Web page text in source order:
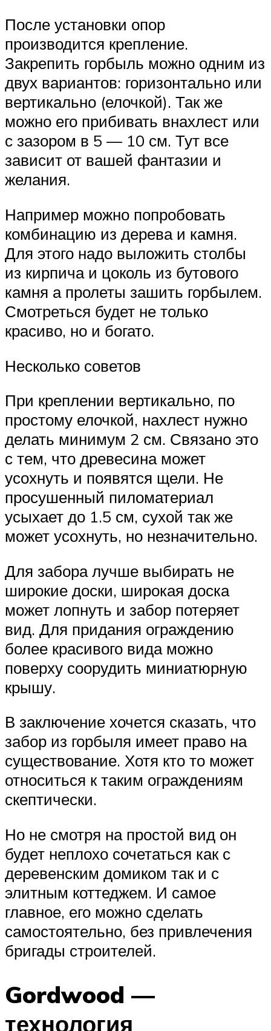
После установки опор
производится крепление.
Закрепить горбыль можно одним из
двух вариантов: горизонтально или
вертикально (елочкой). Так же
можно его прибивать внахлест или
с зазором в 5 — 10 см. Тут все
зависит от вашей фантазии и
желания.
Например можно попробовать
комбинацию из дерева и камня.
Для этого надо выложить столбы
из кирпича и цоколь из бутового
камня а пролеты зашить горбылем.
Смотреться будет не только
красиво, но и богато.
Несколько советов
При креплении вертикально, по
простому елочкой, нахлест нужно
делать минимум 2 см. Связано это
с тем, что древесина может
усохнуть и появятся щели. Не
просушенный пиломатериал
усыхает до 1.5 см, сухой так же
может усохнуть, но незначительно.
Для забора лучше выбирать не
широкие доски, широкая доска
может лопнуть и забор потеряет
вид. Для придания ограждению
более красивого вида можно
поверху соорудить миниатюрную
крышу.
В заключение хочется сказать, что
забор из горбыля имеет право на
существование. Хотя кто то может
относиться к таким ограждениям
скептически.
Но не смотря на простой вид он
будет неплохо сочетаться как с
деревенским домиком так и с
элитным коттеджем. И самое
главное, его можно сделать
самостоятельно, без привлечения
бригады строителей.
Gordwood —
технология